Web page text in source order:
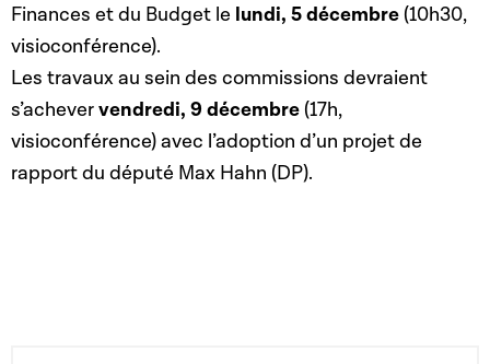
Finances et du Budget le lundi, 5 décembre (10h30,
visioconférence).
Les travaux au sein des commissions devraient
s’achevervendredi, 9 décembre (17h,
visioconférence) avec l’adoption d’un projet de
rapport du député Max Hahn (DP).